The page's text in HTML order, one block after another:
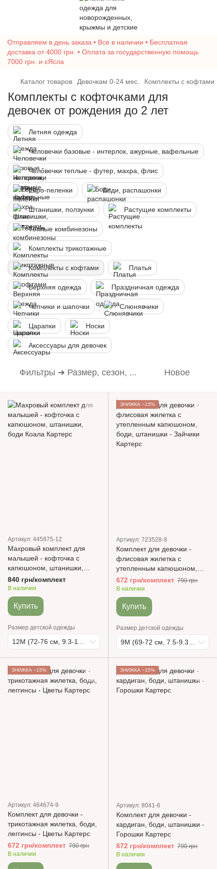
Отправляем в день заказа • Все в наличии • Бесплатная
доставка от 4000 грн. • Оплата за государственную помощь
7000 грн. и єЯсла
Каталог товаров Девочкам 0-24 мес. Комплекты с кофтами
Комплекты с кофточками для
девочек от рождения до 2 лет
Летняя одежда
Человечки базовые - интерлок, ажурные, вафельные
Человечки теплые - футер, махра, флис
Евро-пеленки Боди, распашонки
Штанишки, ползунки Растущие комплекты
Теплые комбинезоны
Комплекты трикотажные
Комплекты с кофтами Платья
Верхняя одежда Праздничная одежда
Чепчики и шапочки Слюнявчики
Царапки Носки
Аксессуары для девочек
Фильтры ➜ Размер, сезон, ... Новое
Артикул: 445875-12
Махровый комплект для
малышей - кофточка с
капюшоном, штанишки,
боди Коала Картерс
840 грн/комплект
В наличии
Купить
Размер детской одежды
ЗНИЖКА −15%
Артикул: 723528-9
Комплект для девочки -
флисовая жилетка с
утепленным капюшоном,
боди, штанишки - Зайчики
Картерс
672 грн/комплект 790 грн
В наличии
Купить
Размер детской одежды
ЗНИЖКА −15%
Артикул: 464674-9
Комплект для девочки -
трикотажная жилетка, боди,
леггинсы - Цветы Картерс
672 грн/комплект 790 грн
В наличии
ЗНИЖКА −15%
Артикул: 8041-6
Комплект для девочки -
кардиган, боди, штанишки -
Горошки Картерс
672 грн/комплект 790 грн
В наличии